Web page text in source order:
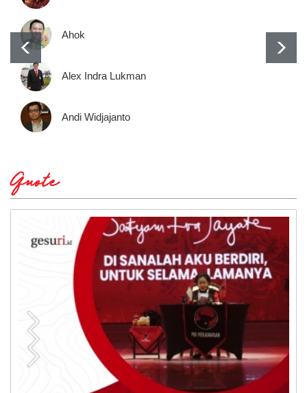
Ahok
Alex Indra Lukman
Andi Widjajanto
Quote